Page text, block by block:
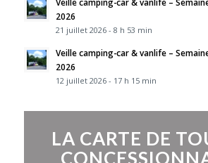
Veille camping-car & vanlife –
2026
21 juillet 2026 - 8 h 53 min
Veille camping-car & vanlife –
2026
12 juillet 2026 - 17 h 15 min
LA CARTE DE